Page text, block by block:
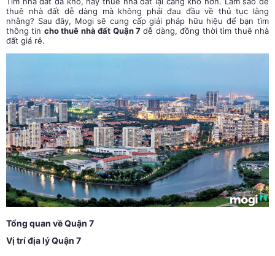
thuê nhà đất dễ dàng mà không phải đau đầu về thủ tục lằng
nhằng? Sau đây, Mogi sẽ cung cấp giải pháp hữu hiệu để bạn tìm
thông tin cho thuê nhà đất Quận 7 dễ dàng, đồng thời tìm thuê nhà
đất giá rẻ.
Tổng quan về Quận 7
Vị trí địa lý Quận 7